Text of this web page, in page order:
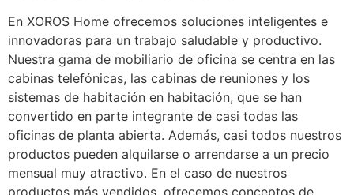
En XOROS Home ofrecemos soluciones inteligentes e
innovadoras para un trabajo saludable y productivo.
Nuestra gama de mobiliario de oficina se centra en las
cabinas telefónicas, las cabinas de reuniones y los
sistemas de habitación en habitación, que se han
convertido en parte integrante de casi todas las
oficinas de planta abierta. Además, casi todos nuestros
productos pueden alquilarse o arrendarse a un precio
mensual muy atractivo. En el caso de nuestros
productos más vendidos, ofrecemos conceptos de